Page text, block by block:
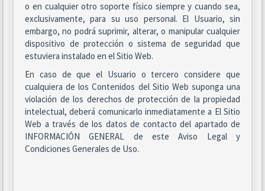
o en cualquier otro soporte físico siempre y cuando sea,
exclusivamente, para su uso personal. El Usuario, sin
embargo, no podrá suprimir, alterar, o manipular cualquier
dispositivo de protección o sistema de seguridad que
estuviera instalado en el Sitio Web.
En caso de que el Usuario o tercero considere que
cualquiera de los Contenidos del Sitio Web suponga una
violación de los derechos de protección de la propiedad
intelectual, deberá comunicarlo inmediatamente a El Sitio
Web a través de los datos de contacto del apartado de
INFORMACIÓN GENERAL de este Aviso Legal y
Condiciones Generales de Uso.